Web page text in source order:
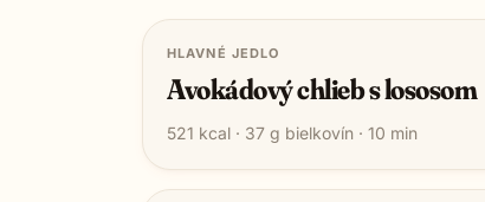
HLAVNÉ JEDLO
Avokádový chlieb s lososom
521 kcal · 37 g bielkovín · 10 min